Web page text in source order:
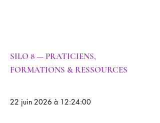
SILO 8 — PRATICIENS,
FORMATIONS & RESSOURCES
22 juin 2026 à 12:24:00